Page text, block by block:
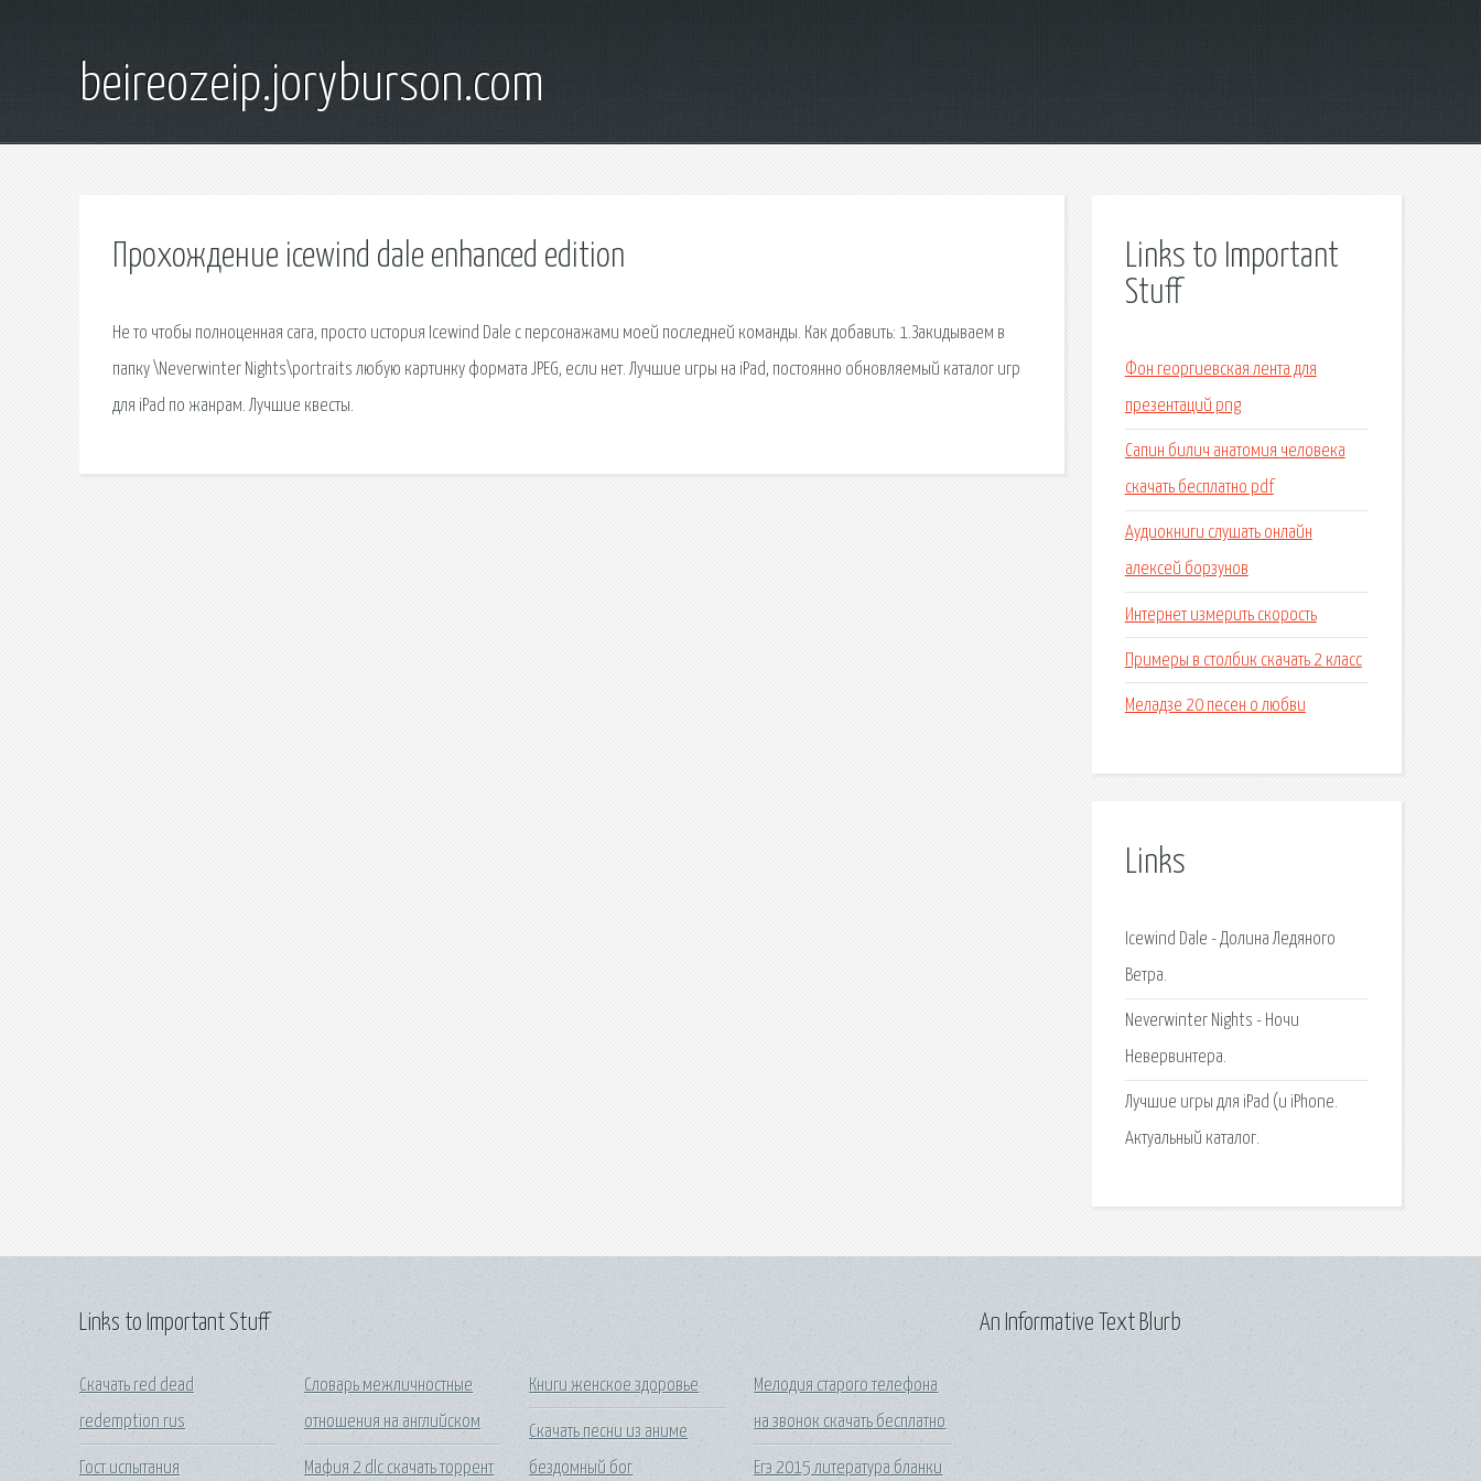
beireozeip.joryburson.com
Прохождение icewind dale enhanced edition
Не то чтобы полноценная сага, просто история Icewind Dale с персонажами моей последней команды. Как добавить: 1.Закидываем в
папку \Neverwinter Nights\portraits любую картинку формата JPEG, если нет. Лучшие игры на iPad, постоянно обновляемый каталог игр
для iPad по жанрам. Лучшие квесты.
Links to Important
Stuff
Фон георгиевская лента для
презентаций png
Сапин билич анатомия человека
скачать бесплатно pdf
Аудиокниги слушать онлайн
алексей борзунов
Интернет измерить скорость
Примеры в столбик скачать 2 класс
Меладзе 20 песен о любви
Links
Icewind Dale - Долина Ледяного
Ветра.
Neverwinter Nights - Ночи
Невервинтера.
Лучшие игры для iPad (и iPhone.
Актуальный каталог.
Links to Important Stuff
Скачать red dead
redemption rus
Гост испытания
Словарь межличностные
отношения на английском
Мафия 2 dlc скачать торрент
Книги женское здоровье
Скачать песни из аниме
бездомный бог
Мелодия старого телефона
на звонок скачать бесплатно
Егэ 2015 литература бланки
An Informative Text Blurb